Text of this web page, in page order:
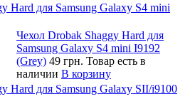
Hard для Samsung Galaxy S4 mini
Чехол Drobak Shaggy Hard для
Samsung Galaxy S4 mini I9192
(Grey) 49 грн. Товар есть в
наличии В корзину
Hard для Samsung Galaxy SII/i9100